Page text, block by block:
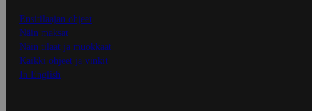
Ensitilaajan ohjeet
Näin maksat
Näin tilaat ja muokkaat
Kaikki ohjeet ja vinkit
In English